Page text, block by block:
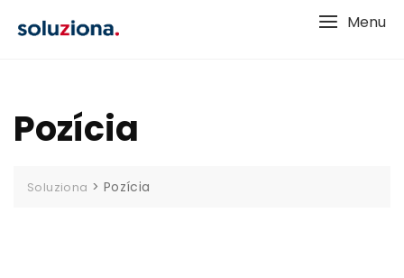
Menu
Pozícia
Soluziona > Pozícia